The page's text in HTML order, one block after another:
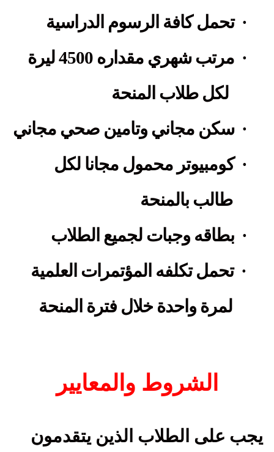
· تحمل كافة الرسوم الدراسية
· مرتب شهري مقداره 4500 ليرة
لكل طلاب المنحة
· سكن مجاني وتامين صحي مجاني
· كومبيوتر محمول مجانا لكل
طالب بالمنحة
· بطاقه وجبات لجميع الطلاب
· تحمل تكلفه المؤتمرات العلمية
لمرة واحدة خلال فترة المنحة
الشروط والمعايير
يجب على الطلاب الذين يتقدمون